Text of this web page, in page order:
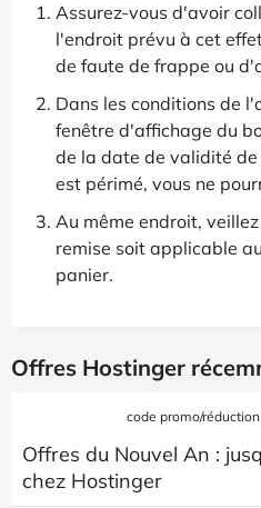
Assurez-vous d'avoir
l'endroit prévu à cet
de faute de frappe ou
Dans les conditions de
fenêtre d'affichage du
de la date de validité
est périmé, vous ne
Au même endroit,
remise soit applicable
panier.
Offres Hostinger
code promo/
Offres du Nouvel An :
chez Hostinger